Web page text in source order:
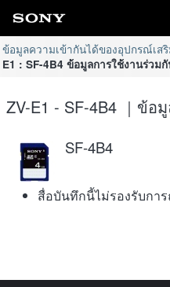
ข้อมูลความเข้ากันได้ของอุปกรณ์เสริ
E1 : SF-4B4 ข้อมูลการใช้งานร่วม
ZV-E1 - SF-4B4 ｜ข้อ
SF-4B4
สื่อบันทึกนี้ไม่รองรับกา